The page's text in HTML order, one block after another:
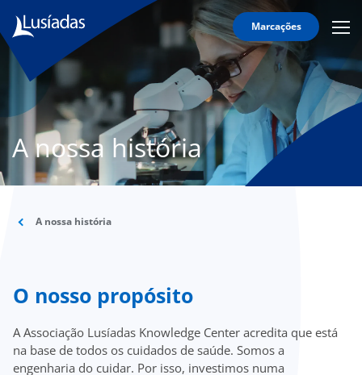
Marcações
Sobre
nós
Investigação
Inovação
clínica
A nossa história
A nossa história
O nosso propósito
A Associação Lusíadas Knowledge Center acredita que está
na base de todos os cuidados de saúde. Somos a
engenharia do cuidar. Por isso, investimos numa